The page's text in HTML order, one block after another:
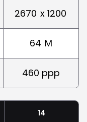
2670 x 1200
64 M
460 ppp
14